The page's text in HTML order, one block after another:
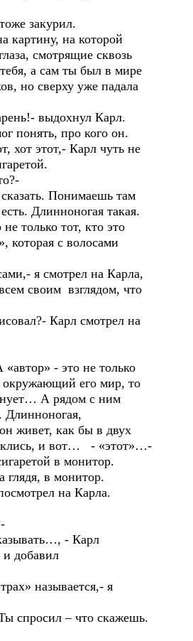
закурил.
на которой
смотрящие сквозь
а сам ты был в мире
но сверху уже падала
выдохнул Карл.
понять, про кого он.
хот этот,- Карл чуть не
Понимаешь там
Длинноногая такая.
только тот, кто это
которая с волосами
я смотрел на Карла,
своим взглядом, что
Карл смотрел на
- это не только
его мир, то
А рядом с ним
Длинноногая,
живет, как бы в двух
и вот… - «этот»…-
в монитор.
в монитор.
на Карла.
- Карл
и добавил
называется,- я
спросил – что скажешь.